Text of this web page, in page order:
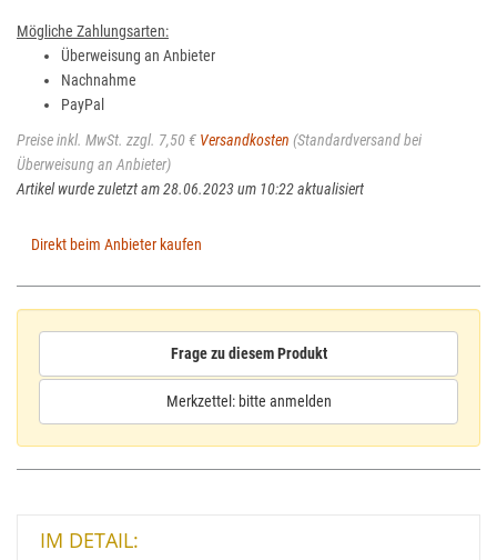
Mögliche Zahlungsarten:
Überweisung an Anbieter
Nachnahme
PayPal
Preise inkl. MwSt. zzgl. 7,50 € Versandkosten (Standardversand bei
Überweisung an Anbieter)
Artikel wurde zuletzt am 28.06.2023 um 10:22 aktualisiert
Direkt beim Anbieter kaufen
Frage zu diesem Produkt
Merkzettel: bitte anmelden
IM DETAIL: